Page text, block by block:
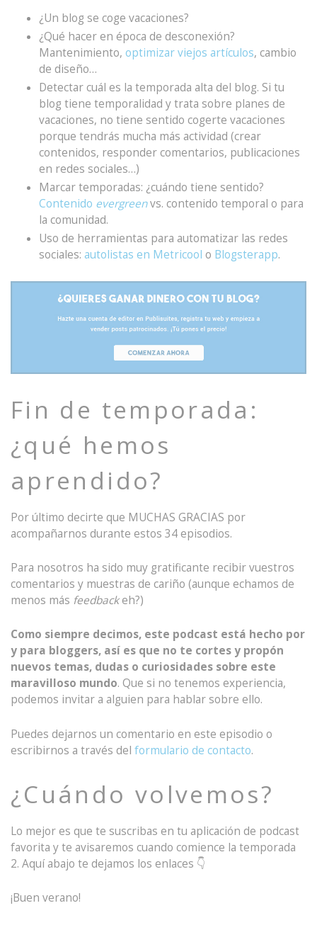
¿Un blog se coge vacaciones?
¿Qué hacer en época de desconexión?
Mantenimiento, optimizar viejos artículos, cambio
de diseño…
Detectar cuál es la temporada alta del blog. Si tu
blog tiene temporalidad y trata sobre planes de
vacaciones, no tiene sentido cogerte vacaciones
porque tendrás mucha más actividad (crear
contenidos, responder comentarios, publicaciones
en redes sociales…)
Marcar temporadas: ¿cuándo tiene sentido?
Contenido evergreenvs. contenido temporal o para
la comunidad.
Uso de herramientas para automatizar las redes
sociales: autolistas en Metricool o Blogsterapp.
Fin de temporada:
¿qué hemos
aprendido?
Por último decirte que MUCHAS GRACIAS por
acompañarnos durante estos 34 episodios.
Para nosotros ha sido muy gratificante recibir vuestros
comentarios y muestras de cariño (aunque echamos de
menos más feedbackeh?)
Como siempre decimos, este podcast está hecho por
y para bloggers, así es que no te cortes y propón
nuevos temas, dudas o curiosidades sobre este
maravilloso mundo. Que si no tenemos experiencia,
podemos invitar a alguien para hablar sobre ello.
Puedes dejarnos un comentario en este episodio o
escribirnos a través del formulario de contacto.
¿Cuándo volvemos?
Lo mejor es que te suscribas en tu aplicación de podcast
favorita y te avisaremos cuando comience la temporada
2. Aquí abajo te dejamos los enlaces 👇
¡Buen verano!